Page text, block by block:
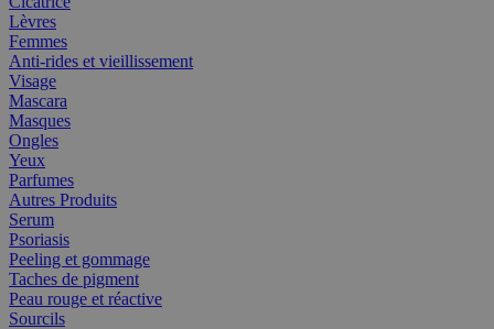
Lèvres
Femmes
Anti-rides et vieillissement
Visage
Mascara
Masques
Ongles
Yeux
Parfumes
Autres Produits
Serum
Psoriasis
Peeling et gommage
Taches de pigment
Peau rouge et réactive
Sourcils